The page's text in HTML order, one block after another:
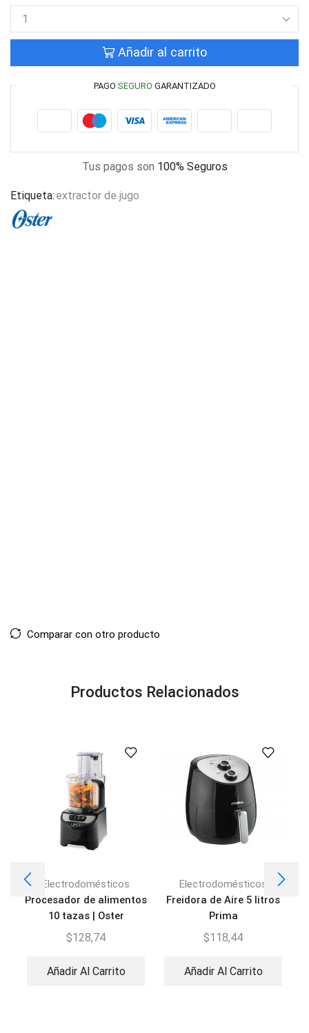
Añadir al carrito
PAGO SEGURO GARANTIZADO
Tus pagos son 100% Seguros
Etiqueta: extractor de jugo
Comparar con otro producto
Productos Relacionados
Electrodomésticos
Procesador de alimentos
10 tazas | Oster
FPSTFP1355
$128,74
Añadir Al Carrito
Electrodomésticos
Freidora de Aire 5 litros
Prima
$118,44
Añadir Al Carrito